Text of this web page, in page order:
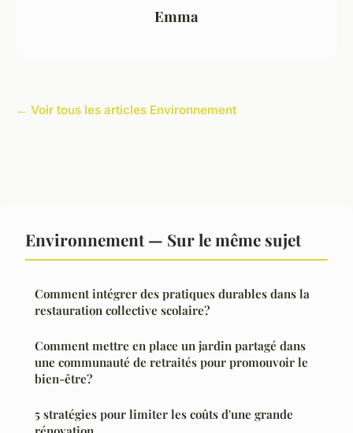
Emma
← Voir tous les articles Environnement
Environnement — Sur le même sujet
Comment intégrer des pratiques durables dans la
restauration collective scolaire?
Comment mettre en place un jardin partagé dans
une communauté de retraités pour promouvoir le
bien-être?
5 stratégies pour limiter les coûts d'une grande